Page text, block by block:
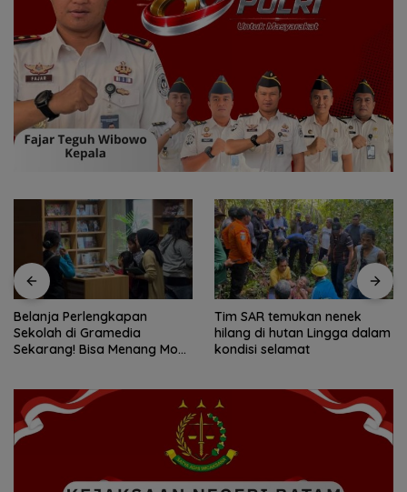
Tim SAR temukan nenek
hilang di hutan Lingga dalam
kondisi selamat
Tim SAR gabungan cari
nenek 68 tahun hilang di
Lingga Kepri